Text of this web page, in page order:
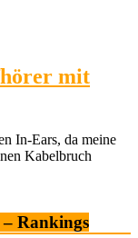
mit
In-Ears, da meine
Kabelbruch
Rankings